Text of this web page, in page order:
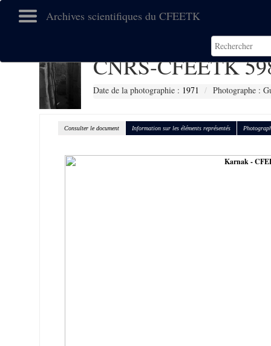
Archives scientifiques du CFEETK
CNRS-CFEETK
Date de la photographie : 1971 Photographe :
Consulter le document Information sur les éléments représentés